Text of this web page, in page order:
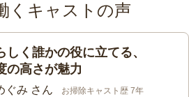
くキャストの声
しく誰かの役に立てる、
の高さが魅力
ぐみ さん お掃除キャスト歴 7年